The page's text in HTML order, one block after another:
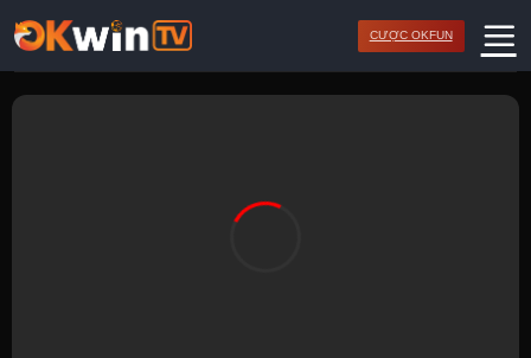
qua
nội
dung
CƯỢC OKFUN